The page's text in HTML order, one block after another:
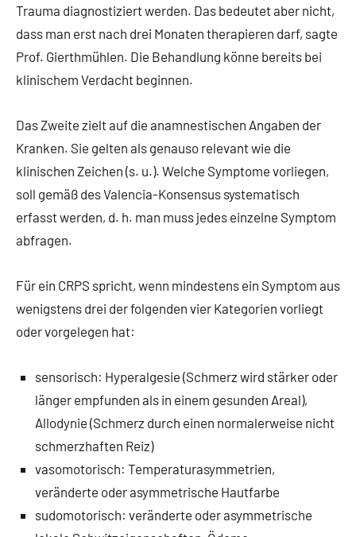
Trauma diagnostiziert werden. Das bedeutet aber nicht,
dass man erst nach drei Monaten therapieren darf, sagte
Prof. Gierthmühlen. Die Behandlung könne bereits bei
klinischem Verdacht beginnen.
Das Zweite zielt auf die anamnestischen Angaben der
Kranken. Sie gelten als genauso relevant wie die
klinischen Zeichen (s. u.). Welche Symptome vorliegen,
soll gemäß des Valencia-Konsensus systematisch
erfasst werden, d. h. man muss jedes einzelne Symptom
abfragen.
Für ein CRPS spricht, wenn mindestens ein Symptom aus
wenigstens drei der folgenden vier Kategorien vorliegt
oder vorgelegen hat:
sensorisch: Hyperalgesie (Schmerz wird stärker oder
länger empfunden als in einem gesunden Areal),
Allodynie (Schmerz durch einen normalerweise nicht
schmerzhaften Reiz)
vasomotorisch: Temperaturasymmetrien,
veränderte oder asymmetrische Hautfarbe
sudomotorisch: veränderte oder asymmetrische